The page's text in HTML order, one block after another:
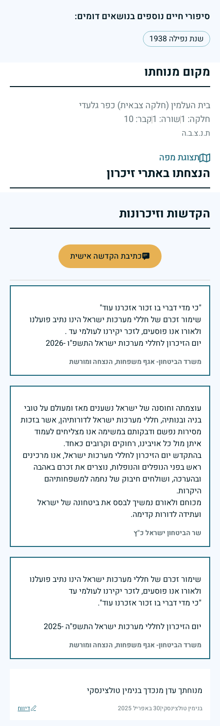
סיפורי חיים נוספים בנושאים דומים:
שנת נפילה 1938
מקום מנוחתו
בית העלמין (חלקה צבאית) כפר גלעדי
חלקה: 1
שורה: 1 קבר: 10
ת.נ.צ.ב.ה
תצוגת מפה
הנצחתו באתרי זיכרון
הקדשות וזיכרונות
כתיבת הקדשה אישית
שימור זכרם של חללי מערכות ישראל הינו נתיב פועלנו
יום הזיכרון לחללי מערכות ישראל התשפ"ו -2026
משרד הביטחון- אגף משפחות, הנצחה ומורשת
עוצמתה וחוסנה של ישראל נשענים מאז ומעולם על טובי
בניה ובנותיה, חללי מערכות ישראל לדורותיהן, אשר בזכות
מסירות נפשם ודבקותם במשימה אנו מצליחים לעמוד
בהתקדש יום הזיכרון לחללי מערכות ישראל, אנו מרכינים
ראש בפני הנופלים והנופלות, נוצרים את זכרם באהבה
ובהערכה, ושולחים חיבוק של נחמה למשפחותיהם
מכוחם ולאורם נמשיך לבסס את ביטחונה של ישראל
ועתידה לדורות קדימה.
שר הביטחון ישראל כ"ץ
שימור זכרם של חללי מערכות ישראל הינו נתיב פועלנו
יום הזיכרון לחללי מערכות ישראל התשפ"ה -2025
משרד הביטחון- אגף משפחות, הנצחה ומורשת
מנוחתך עדן מנכדך בנימין טולצינסקי
בנימין טולצינסקי|30 באפריל 2025 דיווח